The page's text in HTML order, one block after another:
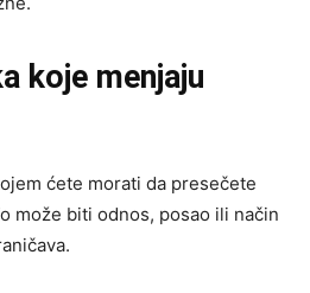
koje menjaju
ćete morati da presečete
može biti odnos, posao ili način